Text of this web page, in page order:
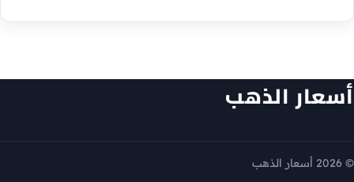
أسعار الذهب
© 2026 أسعار الذهب